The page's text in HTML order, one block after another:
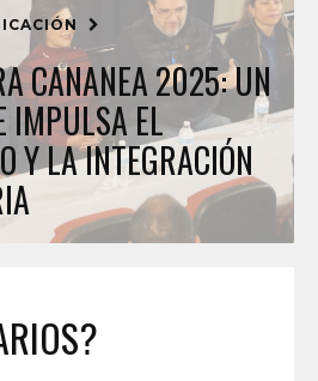
CANANEA 2025: UN
IMPULSA EL
Y LA INTEGRACIÓN